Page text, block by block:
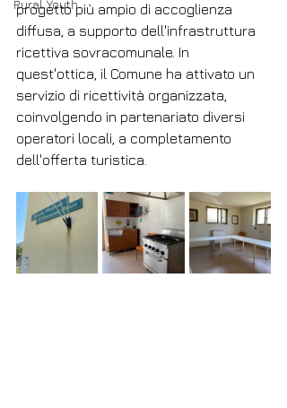
Rural Youth
progetto più ampio di accoglienza
diffusa, a supporto dell'infrastruttura
ricettiva sovracomunale. In
quest'ottica, il Comune ha attivato un
servizio di ricettività organizzata,
coinvolgendo in partenariato diversi
operatori locali, a completamento
dell'offerta turistica.